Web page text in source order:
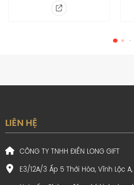
2. Kiểu Dáng Bút bi
Red GT GB-2143644
LIÊN HỆ
CÔNG TY TNHH ĐIỀN LONG GIFT
E3/12A/3 Ấp 5 Thới Hòa, Vĩnh Lộc